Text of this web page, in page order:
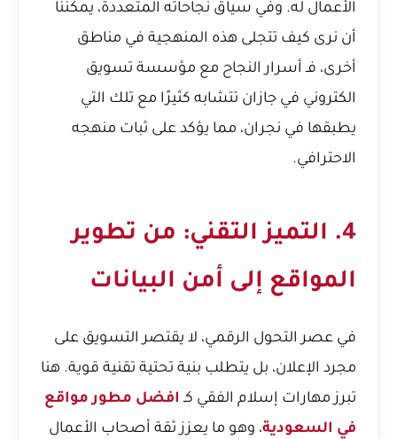
الأعمال له. وفي سياق نجاحاته المتعددة، يمكننا
أن نرى كيف تتجلى هذه المنهجية في مناطق
أخرى، فـ أسرار النجاح مع مؤسسة تسويق
الكتروني في جازان تتشابه كثيرًا مع تلك التي
يطبقها في نجران، مما يؤكد على ثبات منهجه
الاحترافي.
4. التميز التقني: من تطوير
المواقع إلى أمن البيانات
في عصر التحول الرقمي، لا يقتصر التسويق على
مجرد الإعلان، بل يتطلب بنية تحتية تقنية قوية. هنا
تبرز مهارات إسلام الفقي كـ افضل مطور مواقع
في السعودية، وهو ما يعزز ثقة أصحاب الأعمال